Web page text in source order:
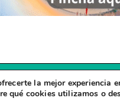
Copyright © 2026
la mejor experiencia
qué cookies utilizamos o